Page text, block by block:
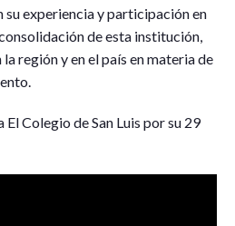
experiencia y participación en
de esta institución,
región y en el país en materia de
Colegio de San Luis por su 29